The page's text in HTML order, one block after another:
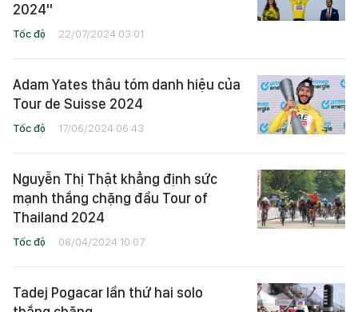
2024"
Tốc độ 22/07/2024 03:01
Adam Yates thâu tóm danh hiệu của
Tour de Suisse 2024
Tốc độ 17/06/2024 06:43
Nguyễn Thị Thật khẳng định sức
mạnh thắng chặng đầu Tour of
Thailand 2024
Tốc độ 08/04/2024 10:07
Tadej Pogacar lần thứ hai solo